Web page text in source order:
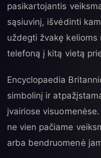
pasikartojantis
sąsiuvinį, išvėdinti
uždegti žvakę
telefoną į kitą vietą
Encyclopaedia
simbolinį ir
įvairiose
ne vien pačiame
arba bendruomenė